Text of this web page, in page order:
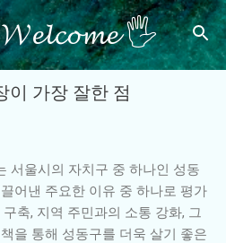
츠로 건너뛰기
𝓦𝓮𝓵𝓬𝓸𝓶𝓮 🖐
이 가장 잘한 점
서울시의 자치구 중 하나인 성동
어낸 주요한 이유 중 하나로 평가
축, 지역 주민과의 소통 강화, 그
을 통해 성동구를 더욱 살기 좋은